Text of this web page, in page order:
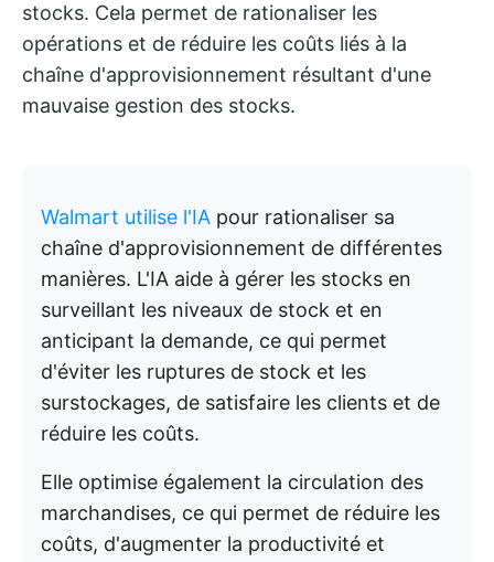
stocks. Cela permet de rationaliser les
opérations et de réduire les coûts liés à la
chaîne d'approvisionnement résultant d'une
mauvaise gestion des stocks.
Walmart utilise l'IA pour rationaliser sa
chaîne d'approvisionnement de différentes
manières. L'IA aide à gérer les stocks en
surveillant les niveaux de stock et en
anticipant la demande, ce qui permet
d'éviter les ruptures de stock et les
surstockages, de satisfaire les clients et de
réduire les coûts.
Elle optimise également la circulation des
marchandises, ce qui permet de réduire les
coûts, d'augmenter la productivité et